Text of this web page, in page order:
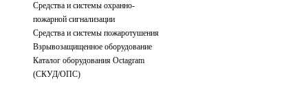
Средства и системы охранно-
пожарной сигнализации
Средства и системы пожаротушения
Взрывозащищенное оборудование
Каталог оборудования Octagram
(СКУД/ОПС)